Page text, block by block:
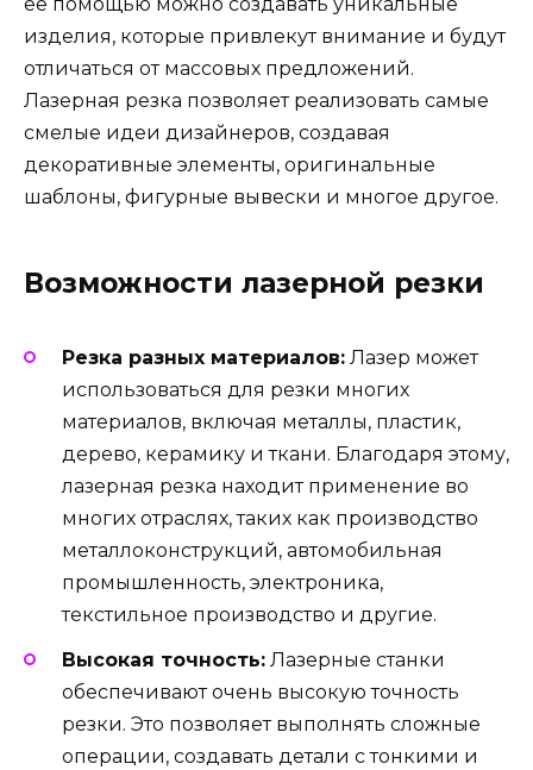
изделия, которые привлекут внимание и будут
отличаться от массовых предложений.
Лазерная резка позволяет реализовать самые
смелые идеи дизайнеров, создавая
декоративные элементы, оригинальные
шаблоны, фигурные вывески и многое другое.
Возможности лазерной резки
Резка разных материалов: Лазер может
использоваться для резки многих
материалов, включая металлы, пластик,
дерево, керамику и ткани. Благодаря этому,
лазерная резка находит применение во
многих отраслях, таких как производство
металлоконструкций, автомобильная
промышленность, электроника,
текстильное производство и другие.
Высокая точность: Лазерные станки
обеспечивают очень высокую точность
резки. Это позволяет выполнять сложные
операции, создавать детали с тонкими и